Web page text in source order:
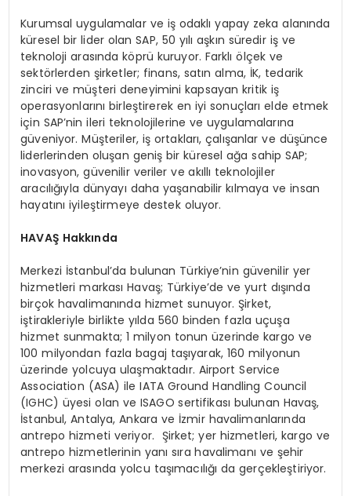
Kurumsal uygulamalar ve iş odaklı yapay zeka alanında
küresel bir lider olan SAP, 50 yılı aşkın süredir iş ve
teknoloji arasında köprü kuruyor. Farklı ölçek ve
sektörlerden şirketler; finans, satın alma, İK, tedarik
zinciri ve müşteri deneyimini kapsayan kritik iş
operasyonlarını birleştirerek en iyi sonuçları elde etmek
için SAP’nin ileri teknolojilerine ve uygulamalarına
güveniyor. Müşteriler, iş ortakları, çalışanlar ve düşünce
liderlerinden oluşan geniş bir küresel ağa sahip SAP;
inovasyon, güvenilir veriler ve akıllı teknolojiler
aracılığıyla dünyayı daha yaşanabilir kılmaya ve insan
hayatını iyileştirmeye destek oluyor.
HAVAŞ Hakkında
Merkezi İstanbul’da bulunan Türkiye’nin güvenilir yer
hizmetleri markası Havaş; Türkiye’de ve yurt dışında
birçok havalimanında hizmet sunuyor. Şirket,
iştirakleriyle birlikte yılda 560 binden fazla uçuşa
hizmet sunmakta; 1 milyon tonun üzerinde kargo ve
100 milyondan fazla bagaj taşıyarak, 160 milyonun
üzerinde yolcuya ulaşmaktadır. Airport Service
Association (ASA) ile IATA Ground Handling Council
(IGHC) üyesi olan ve ISAGO sertifikası bulunan Havaş,
İstanbul, Antalya, Ankara ve İzmir havalimanlarında
antrepo hizmeti veriyor. Şirket; yer hizmetleri, kargo ve
antrepo hizmetlerinin yanı sıra havalimanı ve şehir
merkezi arasında yolcu taşımacılığı da gerçekleştiriyor.